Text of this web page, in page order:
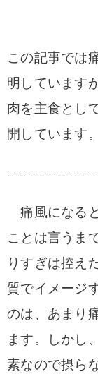
この記事では
明しています
肉を主食とし
開しています。
痛風になる
ことは言うま
りすぎは控え
質でイメージ
のは、あまり
ます。しかし
素なので摂ら